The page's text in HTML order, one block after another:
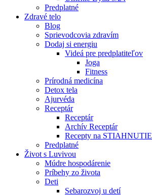
Predplatné
Zdravé telo
Blog
Sprievodcovia zdravím
Dodaj si energiu
Videá pre predplatiteľov
Joga
Fitness
Prírodná medicína
Detox tela
Ajurvéda
Receptár
Receptár
Archív Receptár
Recepty na STIAHNUTIE
Predplatné
Život s Luvivou
Múdre hospodárenie
Príbehy zo života
Deti
Sebarozvoj u detí